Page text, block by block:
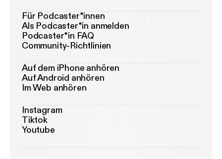
Für Podcaster*innen
Als Podcaster*in anmelden
Podcaster*in FAQ
Community-Richtlinien
Auf dem iPhone anhören
Auf Android anhören
Im Web anhören
Instagram
Tiktok
Youtube